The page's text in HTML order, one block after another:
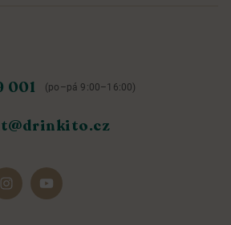
služby
001 (po–pá 9:00–16:00)